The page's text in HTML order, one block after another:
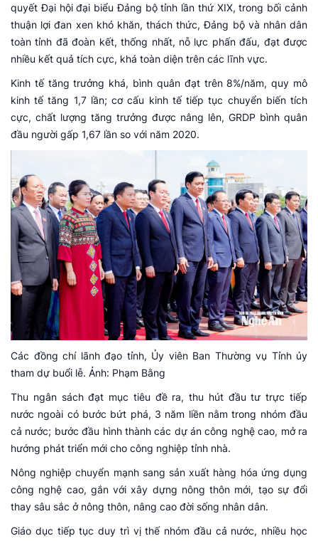
quyết Đại hội đại biểu Đảng bộ tỉnh lần thứ XIX, trong bối cảnh
thuận lợi đan xen khó khăn, thách thức, Đảng bộ và nhân dân
toàn tỉnh đã đoàn kết, thống nhất, nỗ lực phấn đấu, đạt được
nhiều kết quả tích cực, khá toàn diện trên các lĩnh vực.
Kinh tế tăng trưởng khá, bình quân đạt trên 8%/năm, quy mô
kinh tế tăng 1,7 lần; cơ cấu kinh tế tiếp tục chuyển biến tích
cực, chất lượng tăng trưởng được nâng lên, GRDP bình quân
đầu người gấp 1,67 lần so với năm 2020.
Các đồng chí lãnh đạo tỉnh, Ủy viên Ban Thường vụ Tỉnh ủy
tham dự buổi lễ. Ảnh: Phạm Bằng
Thu ngân sách đạt mục tiêu đề ra, thu hút đầu tư trực tiếp
nước ngoài có bước bứt phá, 3 năm liền nằm trong nhóm đầu
cả nước; bước đầu hình thành các dự án công nghệ cao, mở ra
hướng phát triển mới cho công nghiệp tỉnh nhà.
Nông nghiệp chuyển mạnh sang sản xuất hàng hóa ứng dụng
công nghệ cao, gắn với xây dựng nông thôn mới, tạo sự đổi
thay sâu sắc ở nông thôn, nâng cao đời sống nhân dân.
Giáo dục tiếp tục duy trì vị thế nhóm đầu cả nước, nhiều học